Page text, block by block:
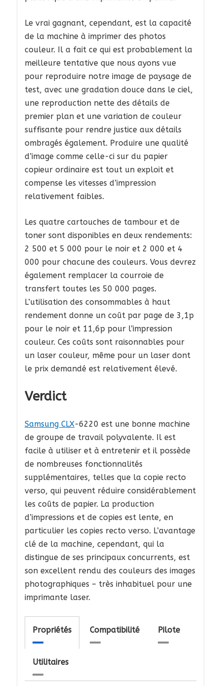
Le vrai gagnant, cependant, est la capacité
de la machine à imprimer des photos
couleur. Il a fait ce qui est probablement la
meilleure tentative que nous ayons vue
pour reproduire notre image de paysage de
test, avec une gradation douce dans le ciel,
une reproduction nette des détails de
premier plan et une variation de couleur
suffisante pour rendre justice aux détails
ombragés également. Produire une qualité
d’image comme celle-ci sur du papier
copieur ordinaire est tout un exploit et
compense les vitesses d’impression
relativement faibles.
Les quatre cartouches de tambour et de
toner sont disponibles en deux rendements:
2 500 et 5 000 pour le noir et 2 000 et 4
000 pour chacune des couleurs. Vous devrez
également remplacer la courroie de
transfert toutes les 50 000 pages.
L’utilisation des consommables à haut
rendement donne un coût par page de 3,1p
pour le noir et 11,6p pour l’impression
couleur. Ces coûts sont raisonnables pour
un laser couleur, même pour un laser dont
le prix demandé est relativement élevé.
Verdict
Samsung CLX-6220 est une bonne machine
de groupe de travail polyvalente. Il est
facile à utiliser et à entretenir et il possède
de nombreuses fonctionnalités
supplémentaires, telles que la copie recto
verso, qui peuvent réduire considérablement
les coûts de papier. La production
d’impressions et de copies est lente, en
particulier les copies recto verso. L’avantage
clé de la machine, cependant, qui la
distingue de ses principaux concurrents, est
son excellent rendu des couleurs des images
photographiques – très inhabituel pour une
imprimante laser.
Propriétés Compatibilité Pilote
Utilitaires